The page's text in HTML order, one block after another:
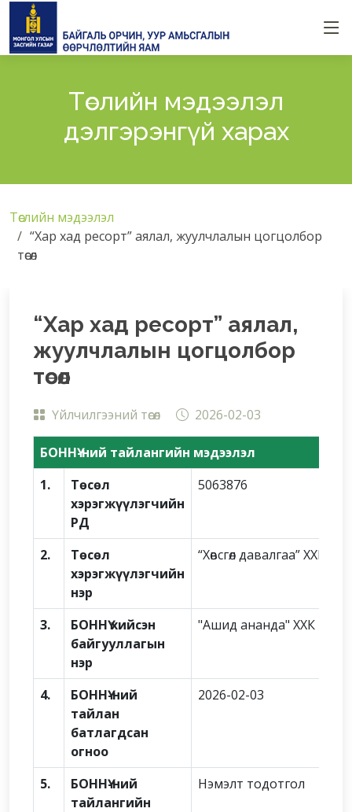
Төслийн мэдээлэл
дэлгэрэнгүй харах
Төслийн мэдээлэл
“Хар хад ресорт” аялал, жуулчлалын цогцолбор
төсөл
“Хар хад ресорт” аялал,
жуулчлалын цогцолбор
төсөл
Үйлчилгээний төсөл 2026-02-03
БОННҮ-ний тайлангийн мэдээлэл
1.
Төсөл
хэрэгжүүлэгчийн
РД
5063876
2.
Төсөл
хэрэгжүүлэгчийн
нэр
“Хөвсгөл давалгаа” ХХК
3.
БОННҮ хийсэн
байгууллагын
нэр
"Ашид ананда" ХХК
4.
БОННҮ-ний
тайлан
батлагдсан
огноо
2026-02-03
5.
БОННҮ-ний
тайлангийн
Нэмэлт тодотгол